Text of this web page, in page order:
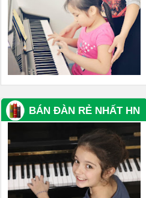
BÁN ĐÀN RẺ NHẤT HN